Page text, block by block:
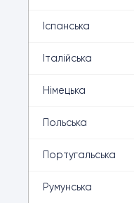
Іспанська
Італійська
Німецька
Польська
Португальська
Румунська